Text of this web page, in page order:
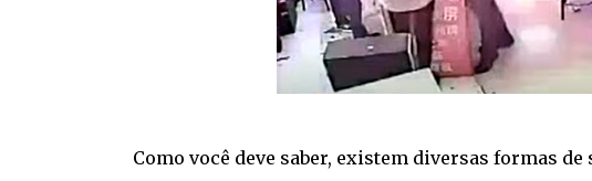
Como você deve saber, existem diversas formas